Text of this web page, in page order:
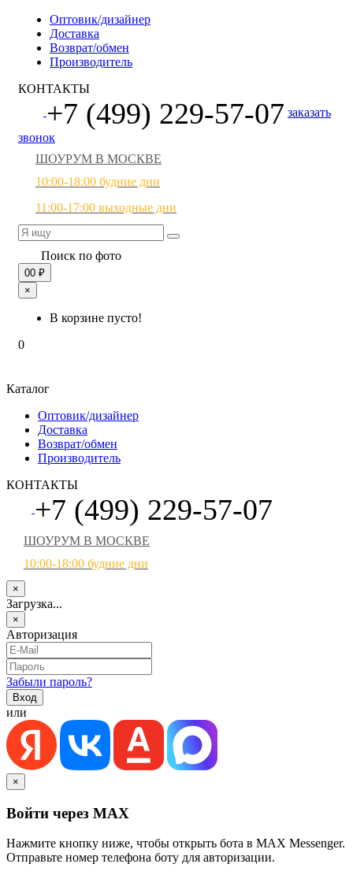
Оптовик/дизайнер
Доставка
Возврат/обмен
Производитель
КОНТАКТЫ
+7 (499) 229-57-07 заказать
звонок
ШОУРУМ В МОСКВЕ
10:00-18:00 будние дни
11:00-17:00 выходные дни
Поиск по фото
00 ₽
×
В корзине пусто!
0
Каталог
Оптовик/дизайнер
Доставка
Возврат/обмен
Производитель
КОНТАКТЫ
+7 (499) 229-57-07
ШОУРУМ В МОСКВЕ
10:00-18:00 будние дни
×
Загрузка...
×
Авторизация
Забыли пароль?
или
×
Войти через MAX
Нажмите кнопку ниже, чтобы открыть бота в MAX Messenger.
Отправьте номер телефона боту для авторизации.